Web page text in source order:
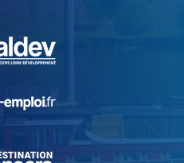
, Ouvre une nouvelle